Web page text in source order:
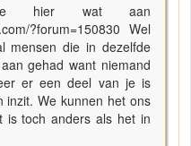
je hier wat aan
?forum=150830 Wel
mensen die in dezelfde
gehad want niemand
er een deel van je is
inzit. We kunnen het ons
is toch anders als het in